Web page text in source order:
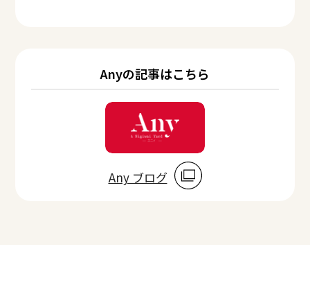
Anyの記事はこちら
Any ブログ